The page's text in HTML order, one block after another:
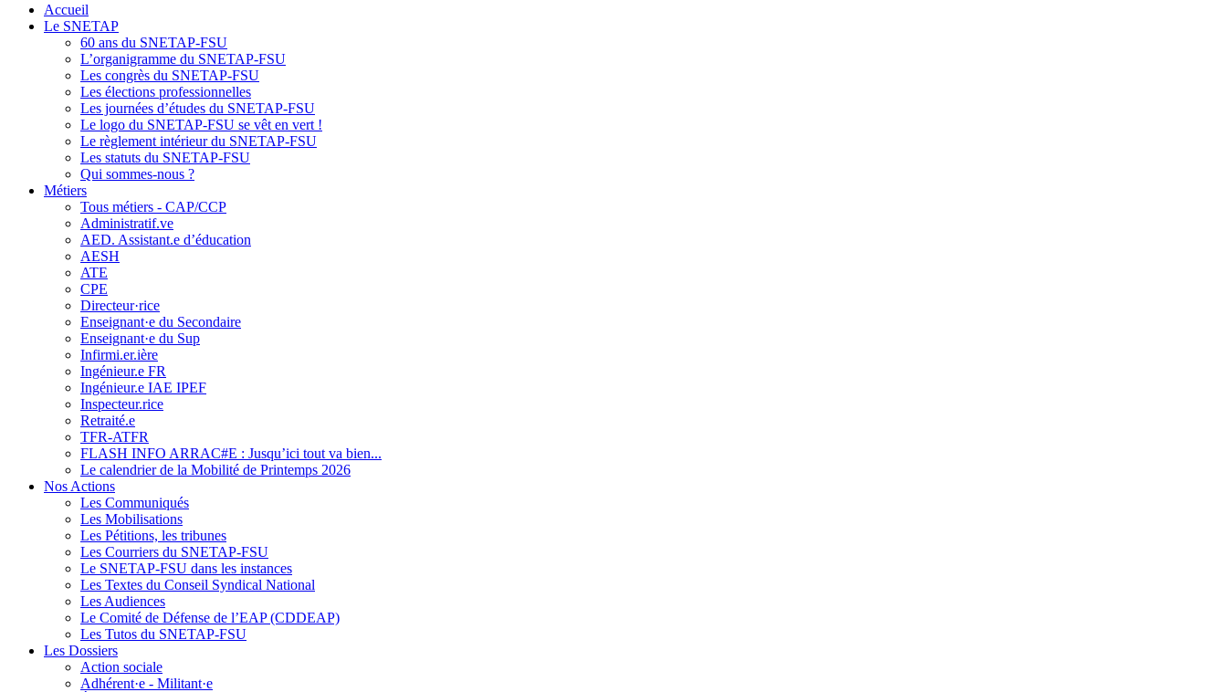
Accueil
Le SNETAP
60 ans du SNETAP-FSU
L’organigramme du SNETAP-FSU
Les congrès du SNETAP-FSU
Les élections professionnelles
Les journées d’études du SNETAP-FSU
Le logo du SNETAP-FSU se vêt en vert !
Le règlement intérieur du SNETAP-FSU
Les statuts du SNETAP-FSU
Qui sommes-nous ?
Métiers
Tous métiers - CAP/CCP
Administratif.ve
AED. Assistant.e d’éducation
AESH
ATE
CPE
Directeur·rice
Enseignant·e du Secondaire
Enseignant·e du Sup
Infirmi.er.ière
Ingénieur.e FR
Ingénieur.e IAE IPEF
Inspecteur.rice
Retraité.e
TFR-ATFR
FLASH INFO ARRAC#E : Jusqu’ici tout va bien...
Le calendrier de la Mobilité de Printemps 2026
Nos Actions
Les Communiqués
Les Mobilisations
Les Pétitions, les tribunes
Les Courriers du SNETAP-FSU
Le SNETAP-FSU dans les instances
Les Textes du Conseil Syndical National
Les Audiences
Le Comité de Défense de l’EAP (CDDEAP)
Les Tutos du SNETAP-FSU
Les Dossiers
Action sociale
Adhérent·e - Militant·e